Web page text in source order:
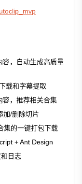
容，自动生成高质量
载和字幕提取
容，推荐相关合集
加/删除切片
集的一键打包下载
+ Ant Design
日志